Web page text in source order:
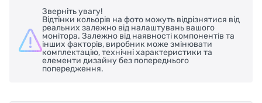
Зверніть увагу!
Відтінки кольорів на фото можуть відрізнятися від
реальних залежно від налаштувань вашого
монітора. Залежно від наявності компонентів та
інших факторів, виробник може змінювати
комплектацію, технічні характеристики та
елементи дизайну без попереднього
попередження.